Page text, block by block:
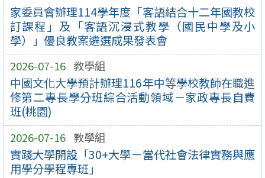
家委員會辦理114學年度「客語結合十二年國教校
訂課程」及「客語沉浸式教學（國民中學及小
學）」優良教案遴選成果發表會
2026-07-16 教學組
中國文化大學預計辦理116年中等學校教師在職進
修第二專長學分班綜合活動領域－家政專長自費
班(桃園)
2026-07-16 教學組
實踐大學開設「30+大學－當代社會法律實務與應
用學分學程專班」